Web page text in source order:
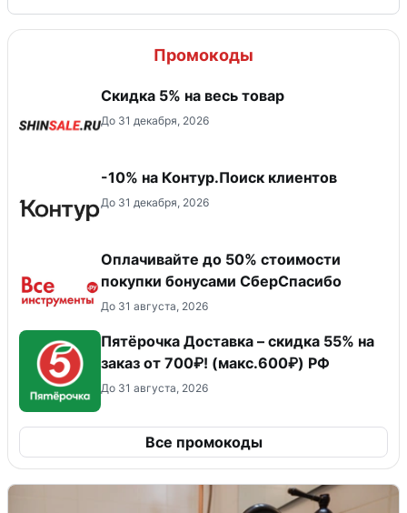
Промокоды
Скидка 5% на весь товар
До 31 декабря, 2026
-10% на Контур.Поиск клиентов
До 31 декабря, 2026
Оплачивайте до 50% стоимости
покупки бонусами СберСпасибо
До 31 августа, 2026
Пятёрочка Доставка – скидка 55% на
заказ от 700₽! (макс.600₽) РФ
До 31 августа, 2026
Все промокоды